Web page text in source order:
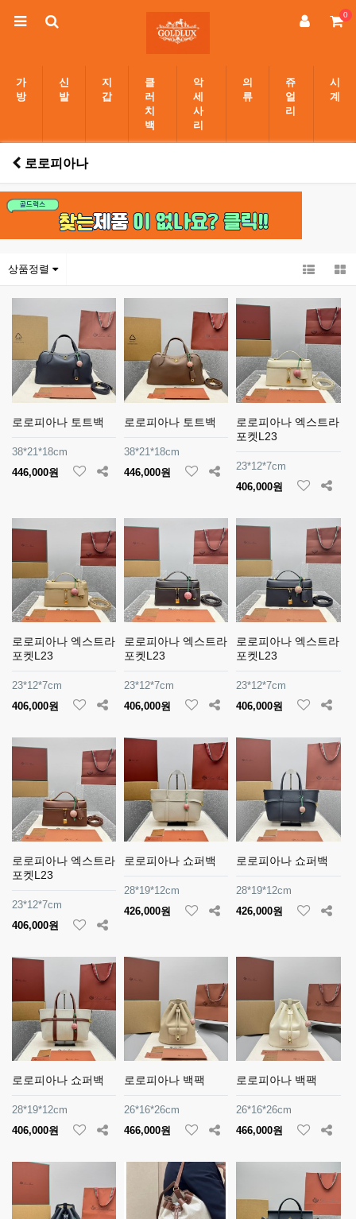
0
가
방
신
발
지
갑
클
러
치
백
악
세
사
리
의
류
쥬
얼
리
시
계
로로피아나
상품정렬
로로피아나 토트백
38*21*18cm
446,000원
로로피아나 토트백
38*21*18cm
446,000원
로로피아나 엑스트라
포켓L23
23*12*7cm
406,000원
로로피아나 엑스트라
포켓L23
23*12*7cm
406,000원
로로피아나 엑스트라
포켓L23
23*12*7cm
406,000원
로로피아나 엑스트라
포켓L23
23*12*7cm
406,000원
로로피아나 엑스트라
포켓L23
23*12*7cm
406,000원
로로피아나 쇼퍼백
28*19*12cm
426,000원
로로피아나 쇼퍼백
28*19*12cm
426,000원
로로피아나 쇼퍼백
28*19*12cm
406,000원
로로피아나 백팩
26*16*26cm
466,000원
로로피아나 백팩
26*16*26cm
466,000원